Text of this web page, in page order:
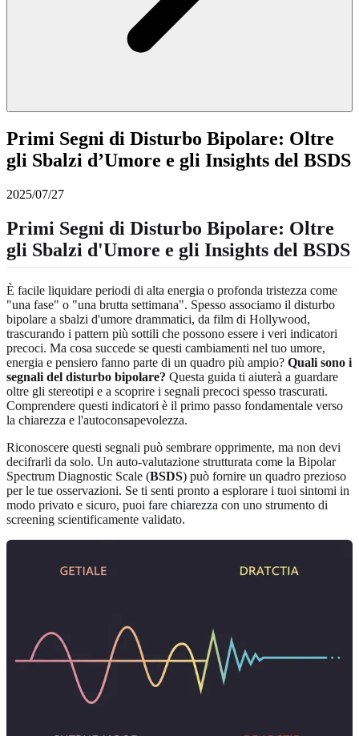
Primi Segni di Disturbo Bipolare: Oltre
gli Sbalzi d’Umore e gli Insights del BSDS
2025/07/27
Primi Segni di Disturbo Bipolare: Oltre
gli Sbalzi d'Umore e gli Insights del BSDS
È facile liquidare periodi di alta energia o profonda tristezza come
"una fase" o "una brutta settimana". Spesso associamo il disturbo
bipolare a sbalzi d'umore drammatici, da film di Hollywood,
trascurando i pattern più sottili che possono essere i veri indicatori
precoci. Ma cosa succede se questi cambiamenti nel tuo umore,
energia e pensiero fanno parte di un quadro più ampio? Quali sono i
segnali del disturbo bipolare? Questa guida ti aiuterà a guardare
oltre gli stereotipi e a scoprire i segnali precoci spesso trascurati.
Comprendere questi indicatori è il primo passo fondamentale verso
la chiarezza e l'autoconsapevolezza.
Riconoscere questi segnali può sembrare opprimente, ma non devi
decifrarli da solo. Un auto-valutazione strutturata come la Bipolar
Spectrum Diagnostic Scale (BSDS) può fornire un quadro prezioso
per le tue osservazioni. Se ti senti pronto a esplorare i tuoi sintomi in
modo privato e sicuro, puoi fare chiarezza con uno strumento di
screening scientificamente validato.